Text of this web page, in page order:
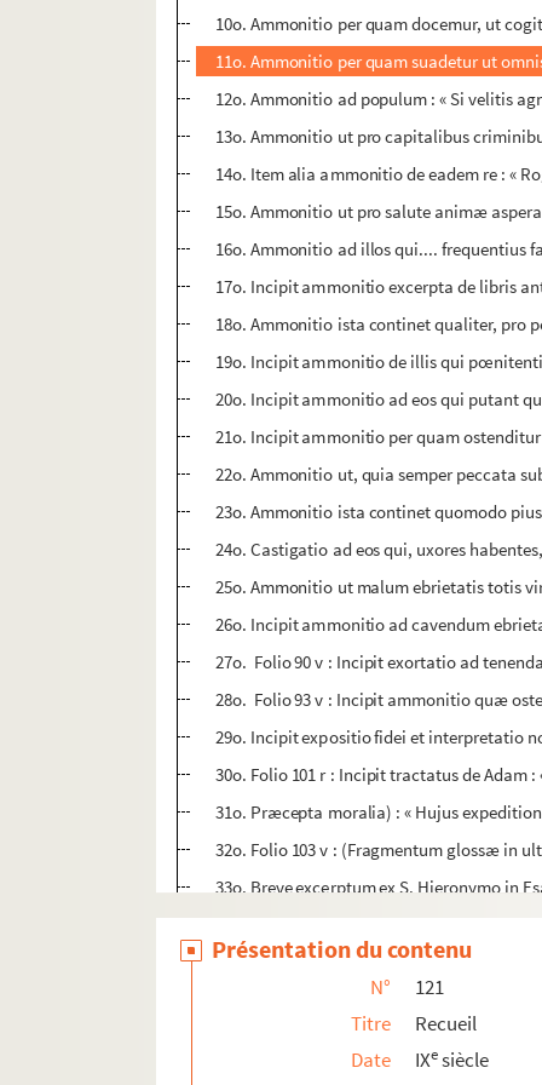
10o. Ammonitio per quam docemur, ut
11o. Ammonitio per quam suadetur ut
12o. Ammonitio ad populum : « Si velitis
13o. Ammonitio ut pro capitalibus
14o. Item alia ammonitio de eadem re : «
15o. Ammonitio ut pro salute animæ
16o. Ammonitio ad illos qui.... frequentius
17o. Incipit ammonitio excerpta de libris
18o. Ammonitio ista continet qualiter, pro
19o. Incipit ammonitio de illis qui
20o. Incipit ammonitio ad eos qui putant
21o. Incipit ammonitio per quam
22o. Ammonitio ut, quia semper peccata
23o. Ammonitio ista continet quomodo
24o. Castigatio ad eos qui, uxores
25o. Ammonitio ut malum ebrietatis totis
26o. Incipit ammonitio ad cavendum
27o. Folio 90 v : Incipit exortatio ad
28o. Folio 93 v : Incipit ammonitio quæ
29o. Incipit expositio fidei et interpretatio
30o. Folio 101 r : Incipit tractatus de Adam :
31o. Præcepta moralia) : « Hujus
32o. Folio 103 v : (Fragmentum glossæ in
33o. Breve excerptum ex S. Hieronymo in
34o. Folio 103 v : (Excerptum e Moralibus
35o. Folio 108 : Incipit de miraculis
36o. Folio 109 v : (Gregorii Turonensis
37o. (It. decimi libri caput primum)
38o. (It. septimi libri caput primum)
Présentation du contenu
N°
121
Titre
Recueil
Date
IXesiècle